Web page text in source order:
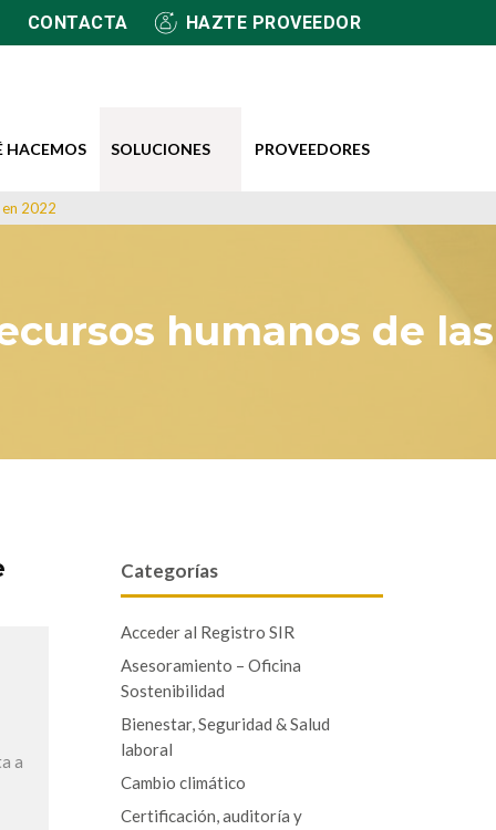
CONTACTA HAZTE PROVEEDOR
HACEMOS SOLUCIONES PROVEEDORES
en 2022
humanos de las
a
Categorías
Acceder al Registro SIR
Asesoramiento – Oficina
Sostenibilidad
Bienestar, Seguridad & Salud
laboral
Cambio climático
Certificación, auditoría y